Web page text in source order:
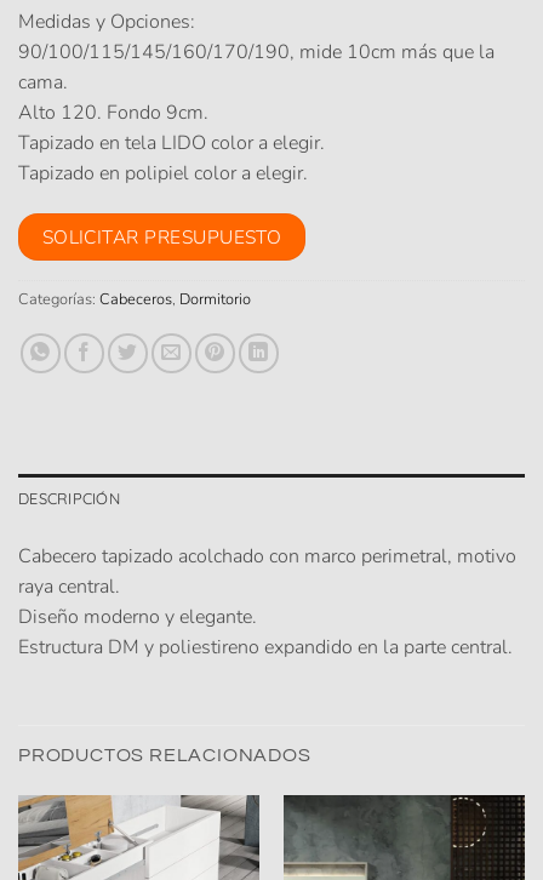
Medidas y Opciones:
90/100/115/145/160/170/190, mide 10cm más que la
cama.
Alto 120. Fondo 9cm.
Tapizado en tela LIDO color a elegir.
Tapizado en polipiel color a elegir.
SOLICITAR PRESUPUESTO
Categorías: Cabeceros, Dormitorio
DESCRIPCIÓN
Cabecero tapizado acolchado con marco perimetral, motivo
raya central.
Diseño moderno y elegante.
Estructura DM y poliestireno expandido en la parte central.
PRODUCTOS RELACIONADOS